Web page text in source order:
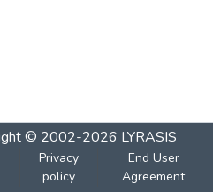
© 2002-2026 LYRASIS
Privacy
policy
End User
Agreement